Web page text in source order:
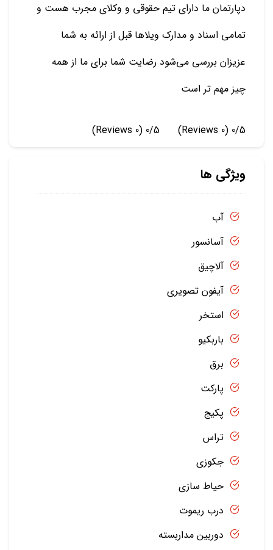
دپارتمان ما دارای تیم حقوقی و وکلای مجرب هست و
تمامی اسناد و مدارک ویلاها قبل از ارائه به شما
عزیزان بررسی می‌شود رضایت شما برای ما از همه
چیز مهم تر است
0/5
(0 Reviews)
0/5
(0 Reviews)
ویژگی ها
آب
آسانسور
آلاچیق
آیفون تصویری
استخر
باربکیو
برق
پارکت
پکیج
تراس
جکوزی
حیاط سازی
درب ریموت
دوربین مداربسته